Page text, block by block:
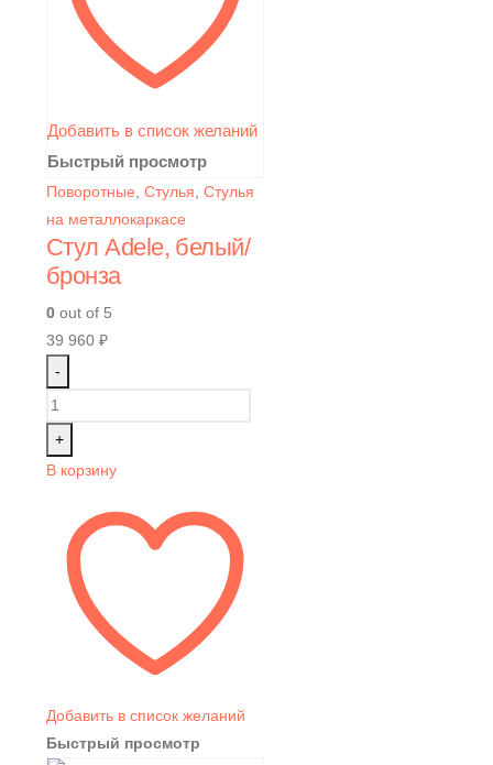
Добавить в список желаний
Быстрый просмотр
Поворотные, Стулья, Стулья
на металлокаркасе
Стул Adele, белый/
бронза
0 out of 5
39 960 ₽
-
+
В корзину
Добавить в список желаний
Быстрый просмотр